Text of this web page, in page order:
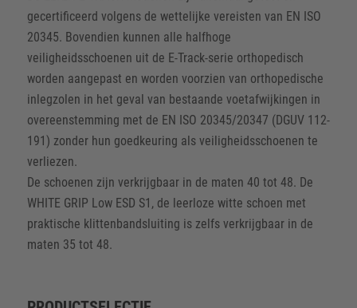
gecertificeerd volgens de wettelijke vereisten van EN ISO
20345. Bovendien kunnen alle halfhoge
veiligheidsschoenen uit de E-Track-serie orthopedisch
worden aangepast en worden voorzien van orthopedische
inlegzolen in het geval van bestaande voetafwijkingen in
overeenstemming met de EN ISO 20345/20347 (DGUV 112-
191) zonder hun goedkeuring als veiligheidsschoenen te
verliezen.
De schoenen zijn verkrijgbaar in de maten 40 tot 48. De
WHITE GRIP Low ESD S1, de leerloze witte schoen met
praktische klittenbandsluiting is zelfs verkrijgbaar in de
maten 35 tot 48.